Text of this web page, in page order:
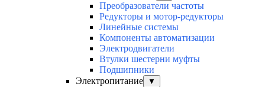
Преобразователи частоты
Редукторы и мотор-редукторы
Линейные системы
Компоненты автоматизации
Электродвигатели
Втулки шестерни муфты
Подшипники
Электропитание
▼